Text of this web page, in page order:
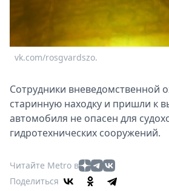
vk.com/rosgvardszo.
Сотрудники вневедомственной
старинную находку и пришли к
автомобиля не опасен для
гидротехнических сооружений.
Читайте Metro в
Поделиться